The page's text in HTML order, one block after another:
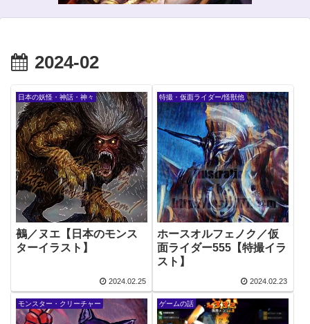
2024-02
日本の妖怪・神話・神々
鵺／ヌエ【日本のモンス
ターイラスト】
2024.02.25
特撮・仮面ライダー/怪獣他
ホースオルフェノク／仮
面ライダー555【特撮イラ
スト】
2024.02.23
モンスター・クリーチャー ゲームの話